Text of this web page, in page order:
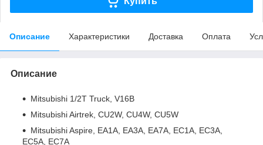
Описание Характеристики Доставка Оплата
Описание
Mitsubishi 1/2T Truck, V16B
Mitsubishi Airtrek, CU2W, CU4W, CU5W
Mitsubishi Aspire, EA1A, EA3A, EA7A, EC1A, EC3A,
EC5A, EC7A